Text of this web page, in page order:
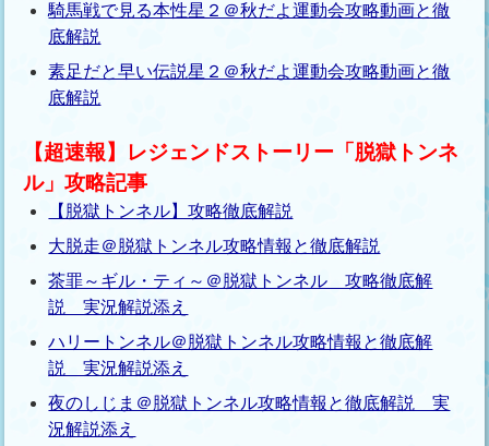
騎馬戦で見る本性星２＠秋だよ運動会攻略動画と徹
底解説
素足だと早い伝説星２＠秋だよ運動会攻略動画と徹
底解説
【超速報】レジェンドストーリー「脱獄トンネ
ル」攻略記事
【脱獄トンネル】攻略徹底解説
大脱走＠脱獄トンネル攻略情報と徹底解説
茶罪～ギル・ティ～＠脱獄トンネル 攻略徹底解
説 実況解説添え
ハリートンネル＠脱獄トンネル攻略情報と徹底解
説 実況解説添え
夜のしじま＠脱獄トンネル攻略情報と徹底解説 実
況解説添え